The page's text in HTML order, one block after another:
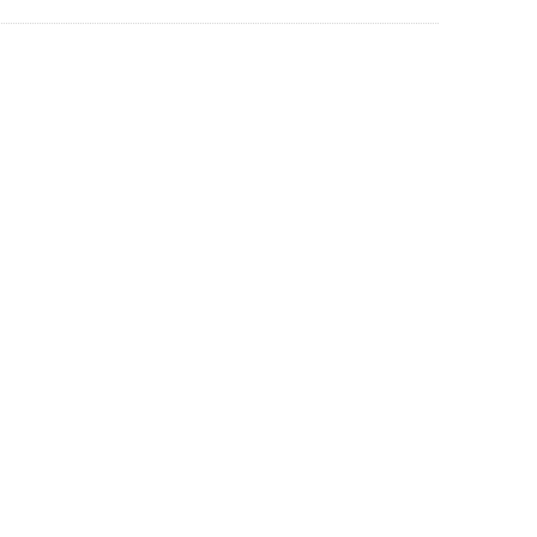
Personen enthält! -- Ihre Eingaben im Textfeld
ist